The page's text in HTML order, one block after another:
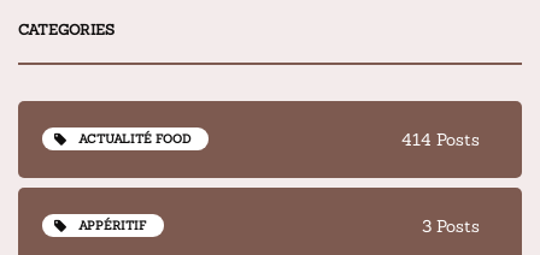
CATEGORIES
ACTUALITÉ FOOD 414 Posts
APPÉRITIF 3 Posts